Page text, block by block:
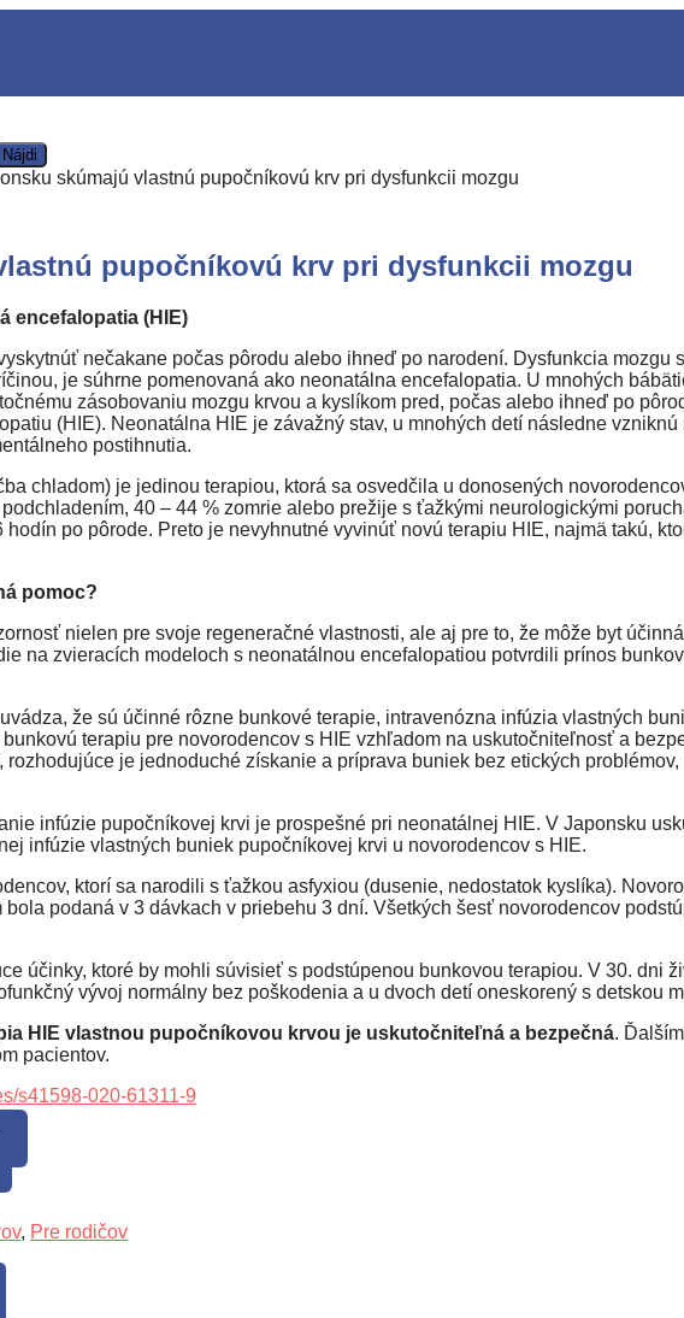
skúmajú vlastnú pupočníkovú krv pri dysfunkcii mozgu
pupočníkovú krv pri dysfunkcii mozgu
encefalopatia (HIE)
nečakane počas pôrodu alebo ihneď po narodení. Dysfunkcia mozgu
je súhrne pomenovaná ako neonatálna encefalopatia. U mnohých
zásobovaniu mozgu krvou a kyslíkom pred, počas alebo ihneď po
(HIE). Neonatálna HIE je závažný stav, u mnohých detí následne
postihnutia.
chladom) je jedinou terapiou, ktorá sa osvedčila u donosených
40 – 44 % zomrie alebo prežije s ťažkými neurologickými
po pôrode. Preto je nevyhnutné vyvinúť novú terapiu HIE, najmä takú,
pomoc?
nielen pre svoje regeneračné vlastnosti, ale aj pre to, že môže byt
na zvieracích modeloch s neonatálnou encefalopatiou potvrdili prínos
že sú účinné rôzne bunkové terapie, intravenózna infúzia vlastných
terapiu pre novorodencov s HIE vzhľadom na uskutočniteľnosť a
je jednoduché získanie a príprava buniek bez etických
infúzie pupočníkovej krvi je prospešné pri neonatálnej HIE. V Japonsku
infúzie vlastných buniek pupočníkovej krvi u novorodencov s HIE.
ktorí sa narodili s ťažkou asfyxiou (dusenie, nedostatok kyslíka).
bola podaná v 3 dávkach v priebehu 3 dní. Všetkých šesť novorodencov
účinky, ktoré by mohli súvisieť s podstúpenou bunkovou terapiou. V 30. dni
vývoj normálny bez poškodenia a u dvoch detí oneskorený s detskou
HIE vlastnou pupočníkovou krvou je uskutočniteľná a bezpečná.
pacientov.
s41598-020-61311-9
, Pre rodičov